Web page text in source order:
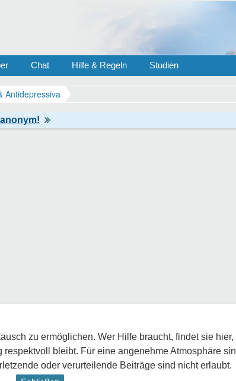
Chat Hilfe & Regeln Studien
Antidepressiva
zu ermöglichen. Wer Hilfe braucht, findet sie
bleibt. Für eine angenehme Atmosphäre
oder verurteilende Beiträge sind nicht erlaubt.